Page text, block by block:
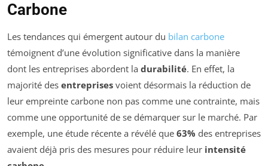
Carbone
Les tendances qui émergent autour du bilan carbone
témoignent d’une évolution significative dans la manière
dont les entreprises abordent la durabilité. En effet, la
majorité des entreprises voient désormais la réduction de
leur empreinte carbone non pas comme une contrainte, mais
comme une opportunité de se démarquer sur le marché. Par
exemple, une étude récente a révélé que 63% des entreprises
avaient déjà pris des mesures pour réduire leur intensité